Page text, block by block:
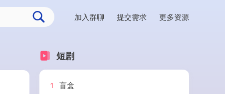
加入群聊 提交需求 更多资源
短剧
1
盲盒